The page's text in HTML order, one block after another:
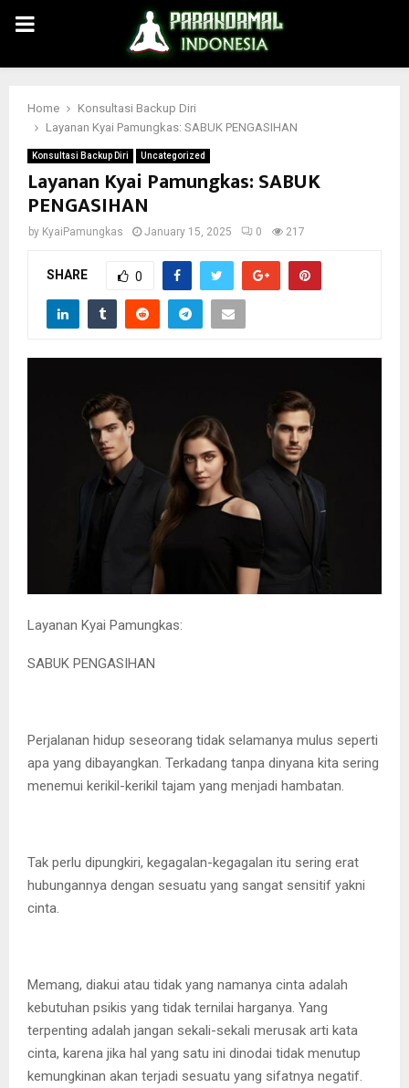
PRIMARY
MENU
Home
Konsultasi Backup Diri
Layanan Kyai Pamungkas: SABUK PENGASIHAN
Konsultasi Backup Diri Uncategorized
Layanan Kyai Pamungkas: SABUK
PENGASIHAN
by KyaiPamungkas January 15, 2025 0 217
SHARE 0
Layanan Kyai Pamungkas:
SABUK PENGASIHAN
Perjalanan hidup seseorang tidak selamanya mulus seperti
apa yang dibayangkan. Terkadang tanpa dinyana kita sering
menemui kerikil-kerikil tajam yang menjadi hambatan.
Tak perlu dipungkiri, kegagalan-kegagalan itu sering erat
hubungannya dengan sesuatu yang sangat sensitif yakni
cinta.
Memang, diakui atau tidak yang namanya cinta adalah
kebutuhan psikis yang tidak ternilai harganya. Yang
terpenting adalah jangan sekali-sekali merusak arti kata
cinta, karena jika hal yang satu ini dinodai tidak menutup
kemungkinan akan terjadi sesuatu yang sifatnya negatif.